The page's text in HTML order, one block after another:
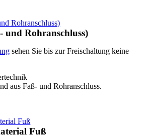
und Rohranschluss)
sehen Sie bis zur Freischaltung keine
aus Faß- und Rohranschluss.
Fuß